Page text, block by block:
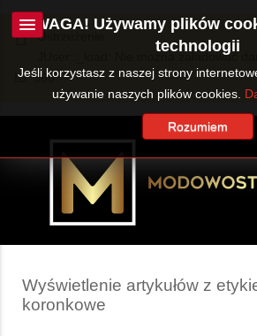
Ostrzeżenie
JUser::_load: Nie można załadować
ID: 360.
Wyświetlenie artykułów z
koronkowe
UWAGA! Używamy plików
technologii
Jeśli korzystasz z naszej strony
używanie naszych plików cookies.
Rozumiem